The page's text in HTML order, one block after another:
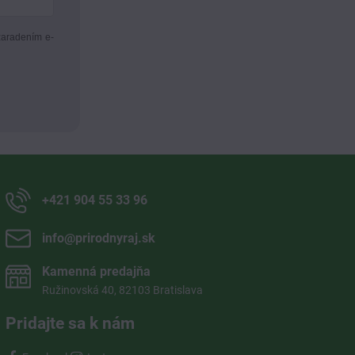
e-
+421 904 55 33 96
info​@prirodnyraj​.sk
Kamenná predajňa
Ružinovská 40, 82103 Bratislava
Pridajte sa k nám